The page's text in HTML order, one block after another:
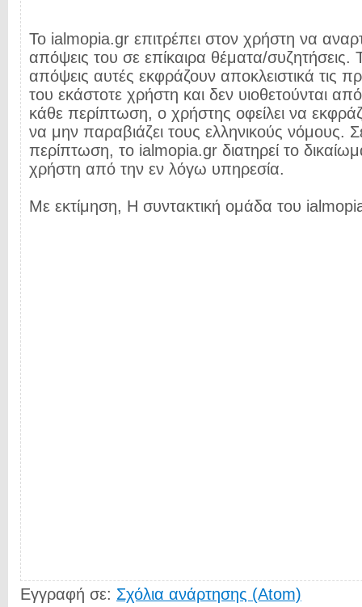
Το ialmopia.gr επιτρέπει στον χρήστη να
απόψεις του σε επίκαιρα θέματα/συζητήσεις.
απόψεις αυτές εκφράζουν αποκλειστικά τις
του εκάστοτε χρήστη και δεν υιοθετούνται
κάθε περίπτωση, ο χρήστης οφείλει να
να μην παραβιάζει τους ελληνικούς νόμους.
περίπτωση, το ialmopia.gr διατηρεί το
χρήστη από την εν λόγω υπηρεσία.
Με εκτίμηση, Η συντακτική ομάδα του
Εγγραφή σε: Σχόλια ανάρτησης (Atom)